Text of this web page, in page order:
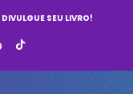
DIVULGUE SEU LIVRO!